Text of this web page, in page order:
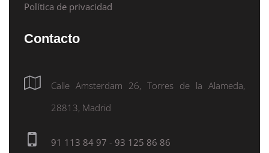
Política de privacidad
Contacto
Calle Amsterdam 26, Torres de la Alameda,
28813, Madrid
91 113 84 97 - 93 125 86 86